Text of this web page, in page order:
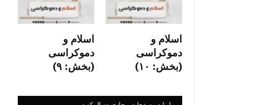
اسلام و
دموکراسی
(بخش: ۱۰)
اسلام و
دموکراسی
(بخش: ۹)